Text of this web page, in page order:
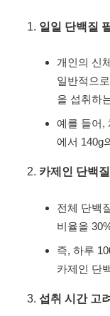
일일 단백질
개인의 신
일반적으
을 섭취하
예를 들어,
에서 140g
카제인 단백
전체 단백
비율을
즉, 하루
카제인 단
섭취 시간 고